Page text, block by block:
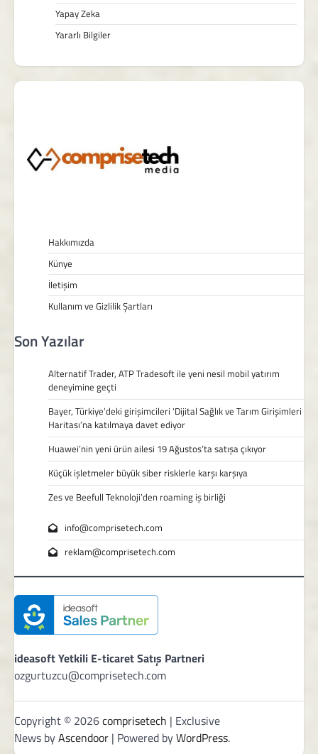
Yapay Zeka
Yararlı Bilgiler
Hakkımızda
Künye
İletişim
Kullanım ve Gizlilik Şartları
Son Yazılar
Alternatif Trader, ATP Tradesoft ile yeni nesil mobil yatırım
deneyimine geçti
Bayer, Türkiye’deki girişimcileri ‘Dijital Sağlık ve Tarım Girişimleri
Haritası’na katılmaya davet ediyor
Huawei’nin yeni ürün ailesi 19 Ağustos’ta satışa çıkıyor
Küçük işletmeler büyük siber risklerle karşı karşıya
Zes ve Beefull Teknoloji’den roaming iş birliği
info@comprisetech.com
reklam@comprisetech.com
ideasoft Yetkili E-ticaret Satış Partneri
ozgurtuzcu@comprisetech.com
Copyright © 2026comprisetech | Exclusive
News byAscendoor | Powered byWordPress.